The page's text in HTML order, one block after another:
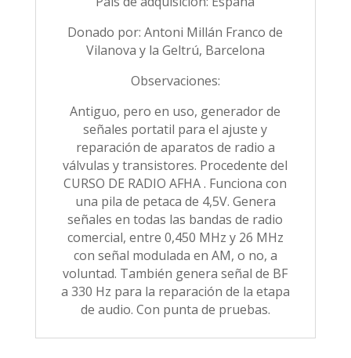
Donado por: Antoni Millán Franco de
Vilanova y la Geltrú, Barcelona
Observaciones:
Antiguo, pero en uso, generador de
señales portatil para el ajuste y
reparación de aparatos de radio a
válvulas y transistores. Procedente del
CURSO DE RADIO AFHA . Funciona con
una pila de petaca de 4,5V. Genera
señales en todas las bandas de radio
comercial, entre 0,450 MHz y 26 MHz
con señal modulada en AM, o no, a
voluntad. También genera señal de BF
a 330 Hz para la reparación de la etapa
de audio. Con punta de pruebas.